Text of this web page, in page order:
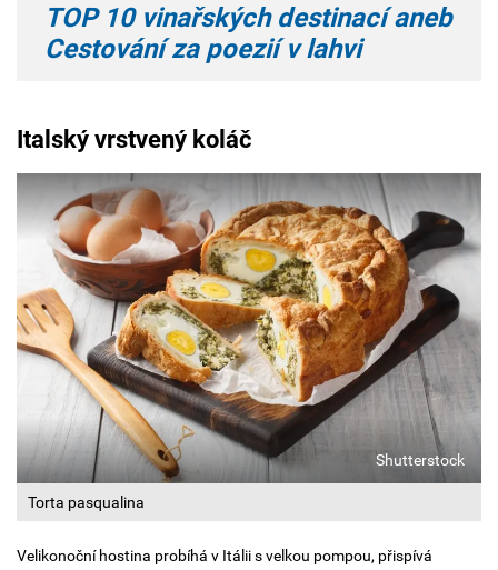
TOP 10 vinařských destinací aneb
Cestování za poezií v lahvi
Italský vrstvený koláč
Torta pasqualina
Shutterstock
Velikonoční hostina probíhá v Itálii s velkou pompou, přispívá